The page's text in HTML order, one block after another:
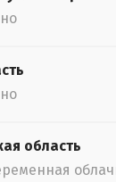
область